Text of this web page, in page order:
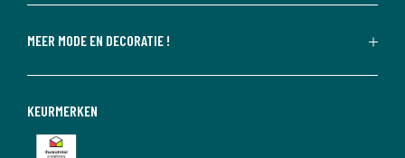
MEER MODE EN DECORATIE !
KEURMERKEN